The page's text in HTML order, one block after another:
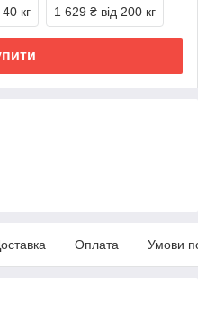
40 кг 1 629 ₴ від 200 кг
Оплата Умови